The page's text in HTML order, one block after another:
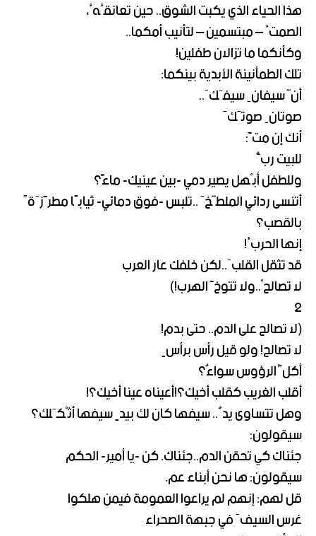
هذا الحياء الذي يكبت الشوق.. حين تعانقُهُ،
الصمتُ – مبتسمين – لتأنيب أمكما..
وكأنكما ما تزالان طفلين!
تلك الطمأنينة الأبدية بينكما:
أنَّ سيفانِ سيفَكَ..
صوتانِ صوتَكَ
أنك إن متَّ:
للبيت ربٌّ
وللطفل أبْهل يصير دمي -بين عينيك- ماءً؟
أتنسى ردائي الملطَّخَ ..تلبس -فوق دمائي- ثيابًا مطرَّزَةً
بالقصب؟
إنها الحربُ!
قد تثقل القلبَ..لكن خلفك عار العرب
لا تصالحْ..ولا تتوخَّ الهرب!)
2
(لا تصالح على الدم.. حتى بدم!
لا تصالح! ولو قيل رأس برأسٍ
أكلُّ الرؤوس سواءٌ؟
أقلب الغريب كقلب أخيك؟!أعيناه عينا أخيك؟!
وهل تتساوى يدٌ.. سيفها كان لك بيدٍ سيفها أثْكَلك؟
سيقولون:
جئناك كي تحقن الدم..جئناك. كن -يا أمير- الحكم
سيقولون: ها نحن أبناء عم.
قل لهم: إنهم لم يراعوا العمومة فيمن هلكوا
غرس السيفَ في جبهة الصحراء